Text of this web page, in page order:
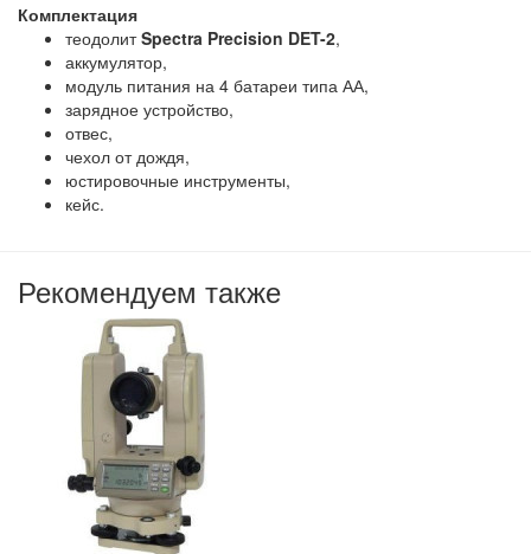
Комплектация
теодолитSpectra Precision DET-2,
аккумулятор,
модуль питания на 4 батареи типа АА,
зарядное устройство,
отвес,
чехол от дождя,
юстировочные инструменты,
кейс.
Рекомендуем также